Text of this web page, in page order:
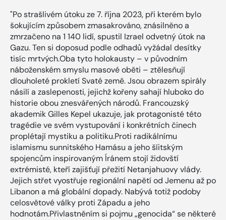
"Po strašlivém útoku ze 7. října 2023, při kterém bylo
šokujícím způsobem zmasakrováno, znásilněno a
zmrzačeno na 1 140 lidí, spustil Izrael odvetný útok na
Gazu. Ten si doposud podle odhadů vyžádal desítky
tisíc mrtvých.Oba tyto holokausty – v původním
náboženském smyslu masové oběti – ztělesňují
dlouholeté prokletí Svaté země. Jsou obrazem spirály
násilí a zaslepenosti, jejichž kořeny sahají hluboko do
historie obou znesvářených národů. Francouzský
akademik Gilles Kepel ukazuje, jak protagonisté této
tragédie ve svém vystupování i konkrétních činech
proplétají mystiku a politiku.Proti radikálnímu
islamismu sunnitského Hamásu a jeho šíitským
spojencům inspirovaným Íránem stojí židovští
extrémisté, kteří zajišťují přežití Netanjahuovy vlády.
Jejich střet vyostřuje regionální napětí od Jemenu až po
Libanon a má globální dopady. Nabývá totiž podoby
celosvětové války proti Západu a jeho
hodnotám.Přivlastněním si pojmu „genocida“ se některé